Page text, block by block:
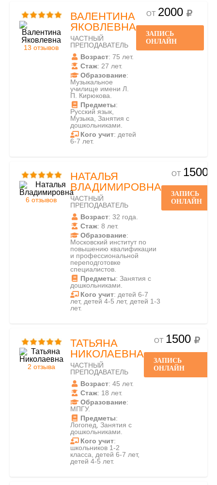
13 отзывов
ВАЛЕНТИНА
ЯКОВЛЕВНА
ЧАСТНЫЙ
ПРЕПОДАВАТЕЛЬ
Возраст: 75 лет.
Стаж: 27 лет.
Образование:
Музыкальное
училище имени Л.
П. Кирюкова.
Предметы:
Русский язык,
Музыка, Занятия с
дошкольниками.
Кого учит: детей
6-7 лет.
ОТ 2000
ЗАПИСЬ
ОНЛАЙН
6 отзывов
НАТАЛЬЯ
ВЛАДИМИРОВНА
ЧАСТНЫЙ
ПРЕПОДАВАТЕЛЬ
Возраст: 32 года.
Стаж: 8 лет.
Образование:
Московский институт по
повышению квалификации
и профессиональной
переподготовке
специалистов.
Предметы: Занятия с
дошкольниками.
Кого учит: детей 6-7
лет, детей 4-5 лет, детей 1-3
лет.
ОТ 1500
ЗАПИСЬ
ОНЛАЙН
2 отзыва
ТАТЬЯНА
НИКОЛАЕВНА
ЧАСТНЫЙ
ПРЕПОДАВАТЕЛЬ
Возраст: 45 лет.
Стаж: 18 лет.
Образование:
МПГУ.
Предметы:
Логопед, Занятия с
дошкольниками.
Кого учит:
школьников 1-2
класса, детей 6-7 лет,
детей 4-5 лет.
ОТ 1500
ЗАПИСЬ
ОНЛАЙН